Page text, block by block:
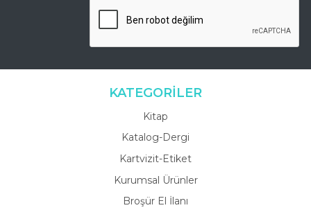
KATEGORİLER
Kitap
Katalog-Dergi
Kartvizit-Etiket
Kurumsal Ürünler
Broşür El İlanı